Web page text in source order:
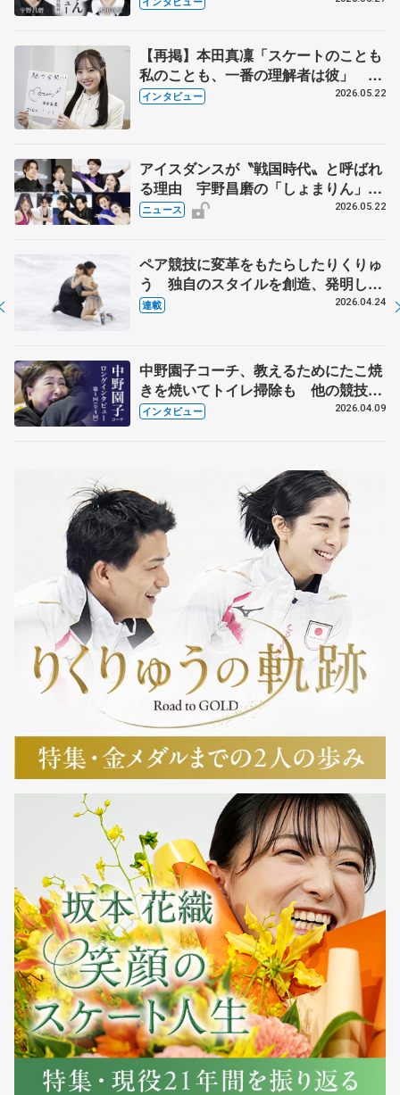
【再掲】本田真凜「スケートのことも
私のことも、一番の理解者は彼」 引
退時の単独インタビューで語った競技
インタビュー 2026.05.22
アイスダンスが〝戦国時代〟と呼ばれ
る理由 宇野昌磨の「しょまりん」ら
実力者が相次いで参戦 国内の競争激
ニュース 2026.05.22
ペア競技に変革をもたらしたりくりゅ
う 独自のスタイルを創造、発明した
【引退発表後②】
連載 2026.04.24
中野園子コーチ、教えるためにたこ焼
きを焼いてトイレ掃除も 他の競技に
も通用するという坂本花織の筋肉
インタビュー 2026.04.09